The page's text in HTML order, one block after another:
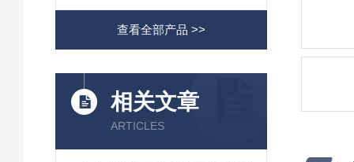
查看全部产品 >>
相关文章
ARTICLES